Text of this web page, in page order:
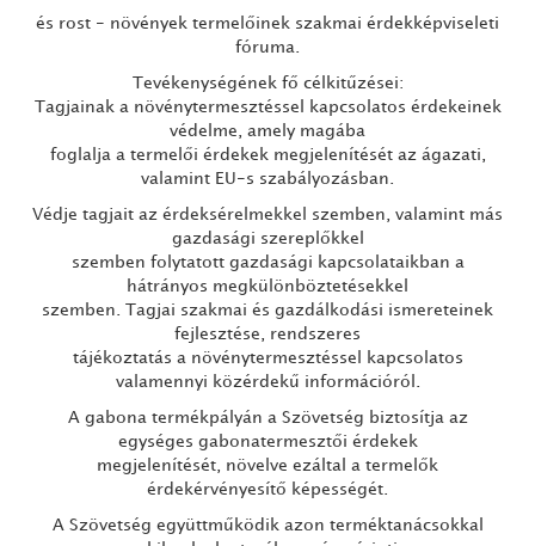
és rost - növények termelőinek szakmai érdekképviseleti
fóruma.
Tevékenységének fő célkitűzései:
Tagjainak a növénytermesztéssel kapcsolatos érdekeinek
védelme, amely magába
foglalja a termelői érdekek megjelenítését az ágazati,
valamint EU-s szabályozásban.
Védje tagjait az érdeksérelmekkel szemben, valamint más
gazdasági szereplőkkel
szemben folytatott gazdasági kapcsolataikban a
hátrányos megkülönböztetésekkel
szemben. Tagjai szakmai és gazdálkodási ismereteinek
fejlesztése, rendszeres
tájékoztatás a növénytermesztéssel kapcsolatos
valamennyi közérdekű információról.
A gabona termékpályán a Szövetség biztosítja az
egységes gabonatermesztői érdekek
megjelenítését, növelve ezáltal a termelők
érdekérvényesítő képességét.
A Szövetség együttműködik azon terméktanácsokkal